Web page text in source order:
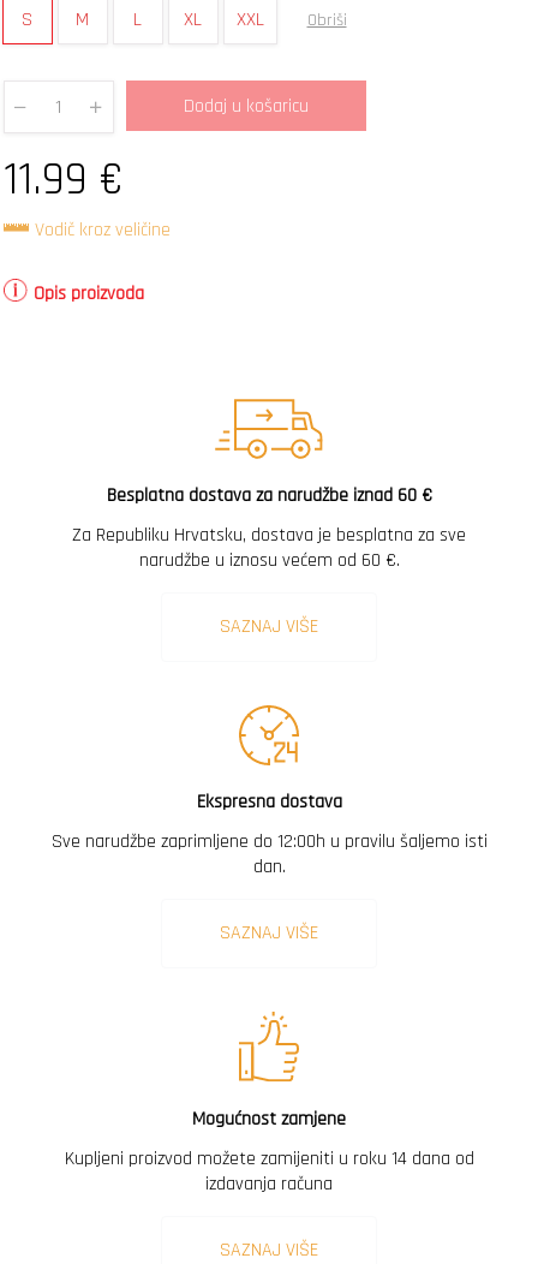
S M L XL XXL Obriši
Quantity
Dodaj u košaricu
11.99 €
Vodič kroz veličine
Opis proizvoda
Besplatna dostava za narudžbe iznad 60 €
Za Republiku Hrvatsku, dostava je besplatna za sve
narudžbe u iznosu većem od 60 €.
SAZNAJ VIŠE
Ekspresna dostava
Sve narudžbe zaprimljene do 12:00h u pravilu šaljemo isti
dan.
SAZNAJ VIŠE
Mogućnost zamjene
Kupljeni proizvod možete zamijeniti u roku 14 dana od
izdavanja računa
SAZNAJ VIŠE